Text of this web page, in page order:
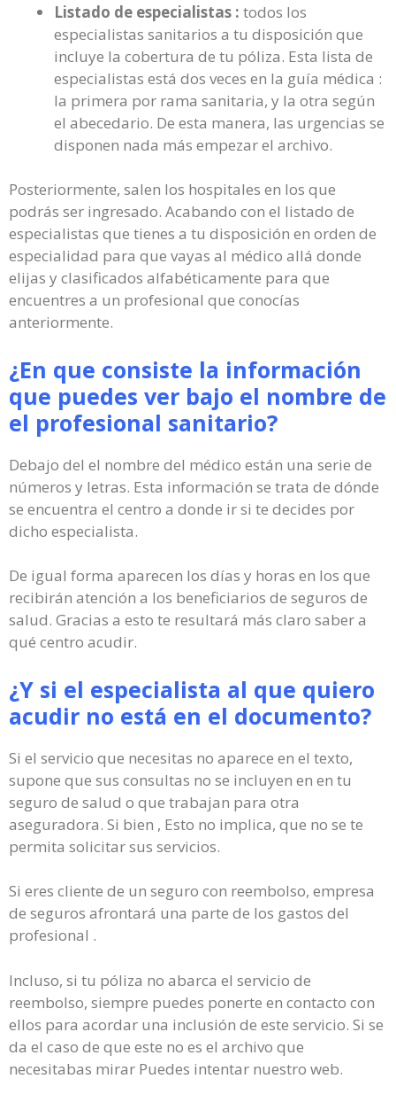
Listado de especialistas : todos los
especialistas sanitarios a tu disposición que
incluye la cobertura de tu póliza. Esta lista de
especialistas está dos veces en la guía médica :
la primera por rama sanitaria, y la otra según
el abecedario. De esta manera, las urgencias se
disponen nada más empezar el archivo.
Posteriormente, salen los hospitales en los que
podrás ser ingresado. Acabando con el listado de
especialistas que tienes a tu disposición en orden de
especialidad para que vayas al médico allá donde
elijas y clasificados alfabéticamente para que
encuentres a un profesional que conocías
anteriormente.
¿En que consiste la información
que puedes ver bajo el nombre de
el profesional sanitario?
Debajo del el nombre del médico están una serie de
números y letras. Esta información se trata de dónde
se encuentra el centro a donde ir si te decides por
dicho especialista.
De igual forma aparecen los días y horas en los que
recibirán atención a los beneficiarios de seguros de
salud. Gracias a esto te resultará más claro saber a
qué centro acudir.
¿Y si el especialista al que quiero
acudir no está en el documento?
Si el servicio que necesitas no aparece en el texto,
supone que sus consultas no se incluyen en en tu
seguro de salud o que trabajan para otra
aseguradora. Si bien , Esto no implica, que no se te
permita solicitar sus servicios.
Si eres cliente de un seguro con reembolso, empresa
de seguros afrontará una parte de los gastos del
profesional .
Incluso, si tu póliza no abarca el servicio de
reembolso, siempre puedes ponerte en contacto con
ellos para acordar una inclusión de este servicio. Si se
da el caso de que este no es el archivo que
necesitabas mirar Puedes intentar nuestro web.